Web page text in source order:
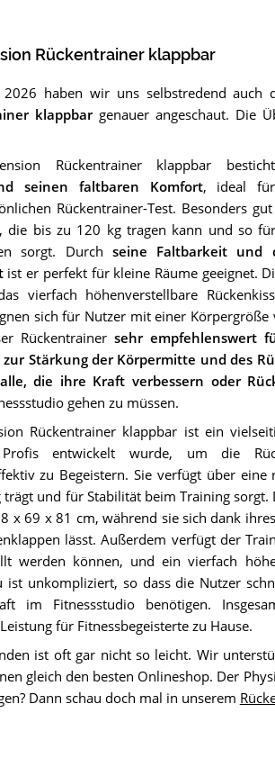
Rückentrainer klappbar
2026 haben wir uns selbstredend auch
klappbargenauer angeschaut. Die
Rückentrainer klappbar
seinen faltbaren Komfort, ideal für
Rückentrainer-Test. Besonders
, die bis zu 120 kg tragen kann und so
sorgt. Durch seine Faltbarkeit und
ist er perfekt für kleine Räume geeignet.
vierfach höhenverstellbare
sich für Nutzer mit einer
Rückentrainer sehr empfehlenswert
Stärkung der Körpermitte und des
die ihre Kraft verbessern oder
gehen zu müssen.
Rückentrainer klappbar ist ein
entwickelt wurde, um die
zu Begeistern. Sie verfügt über
und für Stabilität beim Training
x 69 x 81 cm, während sie sich dank
lässt. Außerdem verfügt der
werden können, und ein vierfach
ist unkompliziert, so dass die Nutzer
im Fitnessstudio benötigen.
für Fitnessbegeisterte zu Hause.
ist oft gar nicht so leicht. Wir
gleich den besten Onlineshop. Der
Dann schau doch mal in unserem